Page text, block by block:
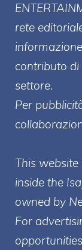
ENTERT
rete
contributo
settore.
Per
This website
inside the
owned by
For